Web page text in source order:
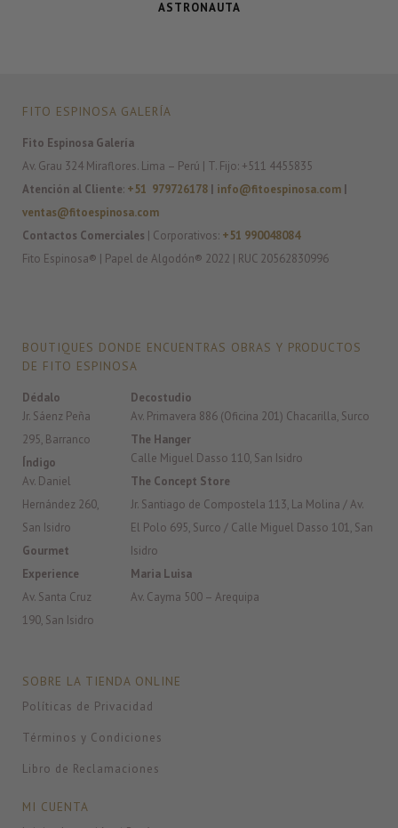
ASTRONAUTA
FITO ESPINOSA GALERÍA
Fito Espinosa Galería
Av. Grau 324 Miraflores. Lima – Perú | T. Fijo: +511 4455835
Atención al Cliente: +51 979726178 info@fitoespinosa.com
ventas@fitoespinosa.com
Contactos Comerciales
| Corporativos: +51 990048084
Fito Espinosa® | Papel de Algodón® 2022 | RUC 20562830996
BOUTIQUES DONDE ENCUENTRAS OBRAS Y PRODUCTOS
DE FITO ESPINOSA
Dédalo
Jr. Sáenz Peña
295, Barranco
Índigo
Av. Daniel
Hernández 260,
San Isidro
Gourmet
Experience
Av. Santa Cruz
190, San Isidro
Decostudio
Av. Primavera 886 (Oficina 201) Chacarilla, Surco
The Hanger
Calle Miguel Dasso 110, San Isidro
The Concept Store
Jr. Santiago de Compostela 113, La Molina / Av.
El Polo 695, Surco / Calle Miguel Dasso 101, San
Isidro
Maria Luisa
Av. Cayma 500 – Arequipa
SOBRE LA TIENDA ONLINE
Políticas de Privacidad
Términos y Condiciones
Libro de Reclamaciones
MI CUENTA